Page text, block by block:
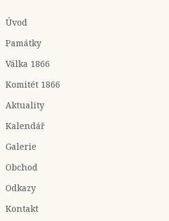
Úvod
Památky
Válka 1866
Komitét 1866
Aktuality
Kalendář
Galerie
Obchod
Odkazy
Kontakt